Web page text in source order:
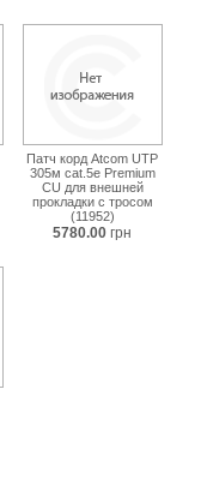
Патч корд Atcom UTP
305м cat.5e Premium
CU для внешней
прокладки с тросом
(11952)
5780.00 грн